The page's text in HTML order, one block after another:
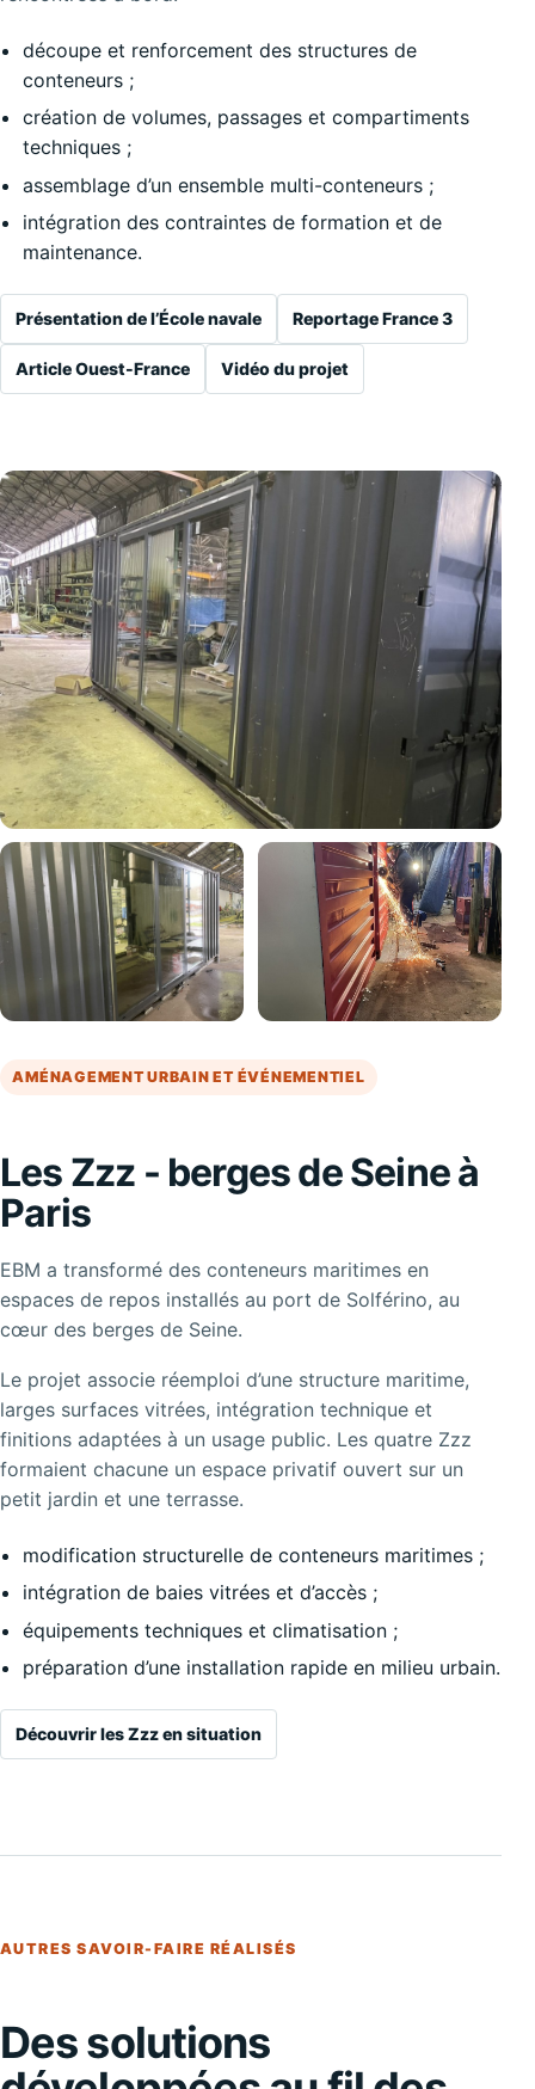
découpe et renforcement des structures de
conteneurs ;
création de volumes, passages et compartiments
techniques ;
assemblage d’un ensemble multi-conteneurs ;
intégration des contraintes de formation et de
maintenance.
Présentation de l’École navale Reportage France 3
Article Ouest-France Vidéo du projet
AMÉNAGEMENT URBAIN ET ÉVÉNEMENTIEL
Les Zzz - berges de Seine à
Paris
EBM a transformé des conteneurs maritimes en
espaces de repos installés au port de Solférino, au
cœur des berges de Seine.
Le projet associe réemploi d’une structure maritime,
larges surfaces vitrées, intégration technique et
finitions adaptées à un usage public. Les quatre Zzz
formaient chacune un espace privatif ouvert sur un
petit jardin et une terrasse.
modification structurelle de conteneurs maritimes ;
intégration de baies vitrées et d’accès ;
équipements techniques et climatisation ;
préparation d’une installation rapide en milieu urbain.
Découvrir les Zzz en situation
AUTRES SAVOIR-FAIRE RÉALISÉS
Des solutions